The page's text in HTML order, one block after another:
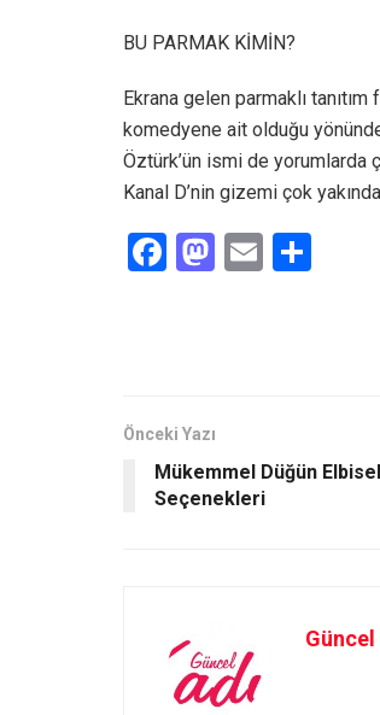
BU PARMAK KİMİN?
Ekrana gelen parmaklı
komedyene ait olduğu
Öztürk’ün ismi de yorumlarda
Kanal D’nin gizemi çok
F
o
k
M
n
E
Önceki Yazı
Mükemmel Düğün
Seçenekleri
Güncel